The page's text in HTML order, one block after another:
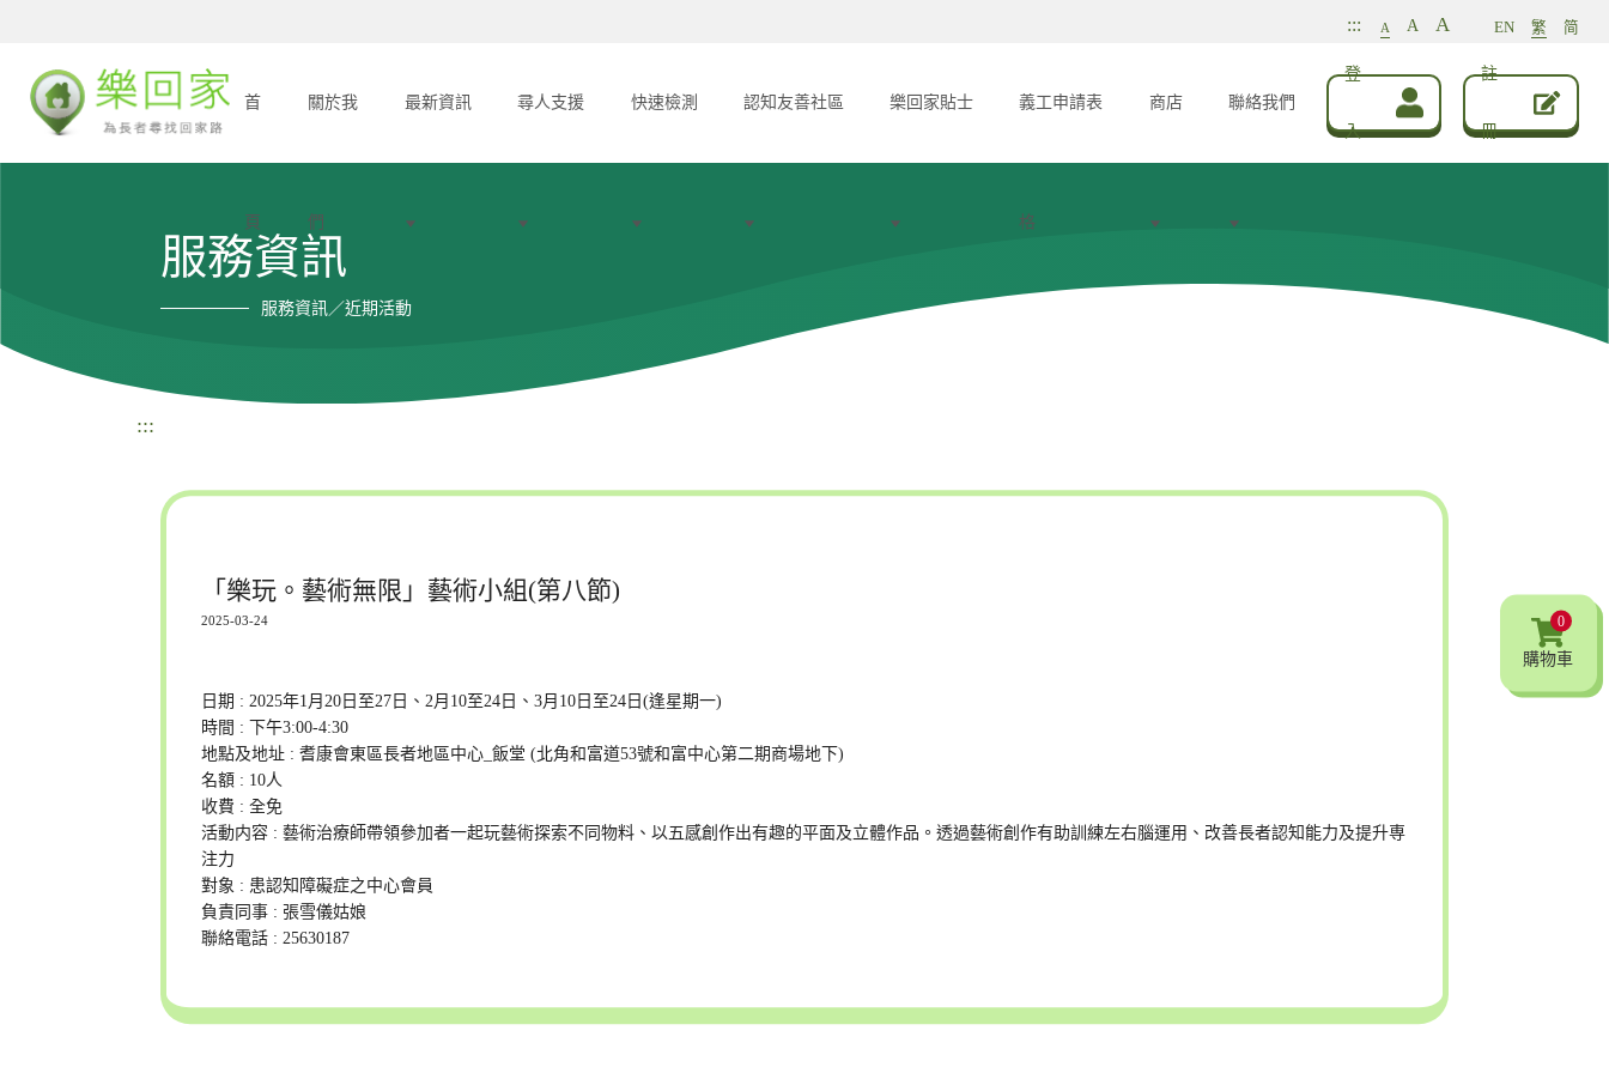
::: A A A EN 繁 简
首
頁
關於我
們
最新資訊 尋人支援 快速檢測 認知友善社區 樂回家貼士 義工申請表
格
商店 聯絡我們
登
入
註
冊
服務資訊
服務資訊／近期活動
:::
「樂玩。藝術無限」藝術小組(第八節)
2025-03-24
日期 : 2025年1月20日至27日、2月10至24日、3月10日至24日(逢星期一)
時間 : 下午3:00-4:30
地點及地址 : 耆康會東區長者地區中心_飯堂 (北角和富道53號和富中心第二期商場地下)
名額 : 10人
收費 : 全免
活動内容 : 藝術治療師帶領參加者一起玩藝術探索不同物料、以五感創作出有趣的平面及立體作品。透過藝術創作有助訓練左右腦運用、改善長者認知能力及提升専
注力
對象 : 患認知障礙症之中心會員
負責同事 : 張雪儀姑娘
聯絡電話 : 25630187
0
購物車